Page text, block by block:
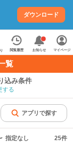
ダウンロード
閲覧履歴 お知らせ マイページ
覧
込み条件
する
アプリで探す
指定なし 25件